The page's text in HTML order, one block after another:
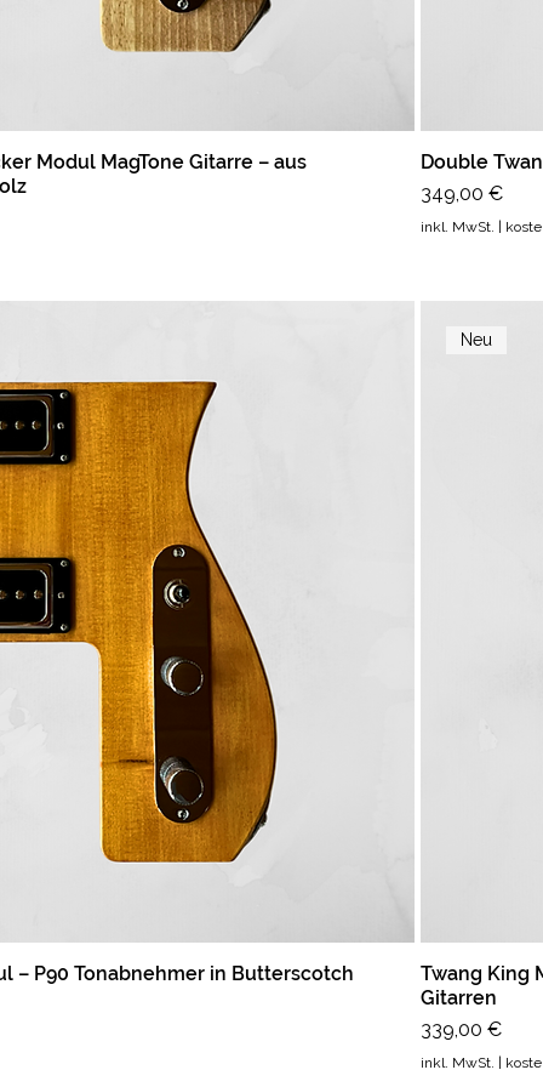
Modul MagTone Gitarre – aus
Double
Preis
349,00 €
inkl. MwSt. |
– P90 Tonabnehmer in Butterscotch
Neu
Twang King
Gitarren
Preis
339,00 €
inkl. MwSt.